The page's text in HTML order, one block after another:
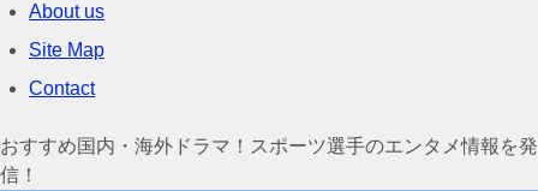
About us
Site Map
Contact
おすすめ国内・海外ドラマ！スポーツ選手のエンタメ情報を発
信！